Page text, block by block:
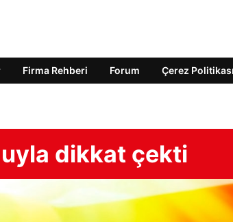
Firma Rehberi Forum Çerez Politikası
dikkat çekti